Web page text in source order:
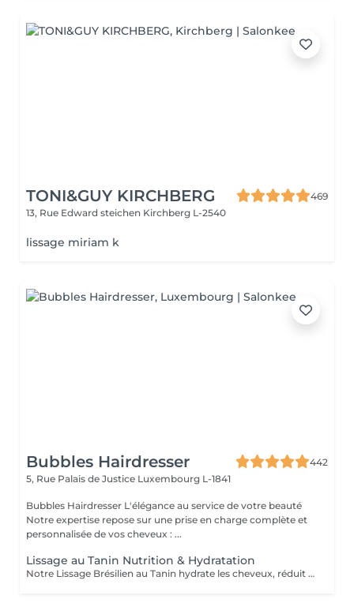
TONI&GUY KIRCHBERG
469
13, Rue Edward steichen Kirchberg L-2540
lissage miriam k
Bubbles Hairdresser
442
5, Rue Palais de Justice Luxembourg L-1841
Bubbles Hairdresser L'élégance au service de votre beauté
Notre expertise repose sur une prise en charge complète et
personnalisée de vos cheveux : ...
Lissage au Tanin Nutrition & Hydratation
Notre Lissage Brésilien au Tanin hydrate les cheveux, réduit les frisottis, apporte brillance, douceur et facilite le coiffage Un supplément lié à la longueur/ épaisseur pourra se rajouter au tarif du Lissage Brésilien . Un devis vous est offert sur simple demande sans engagement.